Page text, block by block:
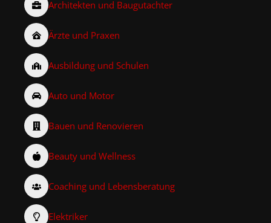
Architekten und Baugutachter
Ärzte und Praxen
Ausbildung und Schulen
Auto und Motor
Bauen und Renovieren
Beauty und Wellness
Coaching und Lebensberatung
Elektriker